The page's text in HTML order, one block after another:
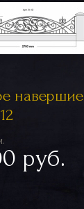
навершие
руб.